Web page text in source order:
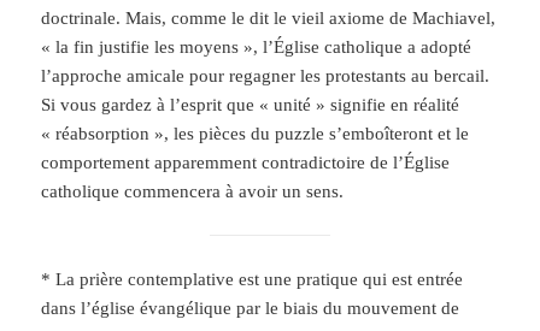
doctrinale. Mais, comme le dit le vieil axiome de Machiavel,
« la fin justifie les moyens », l’Église catholique a adopté
l’approche amicale pour regagner les protestants au bercail.
Si vous gardez à l’esprit que « unité » signifie en réalité
« réabsorption », les pièces du puzzle s’emboîteront et le
comportement apparemment contradictoire de l’Église
catholique commencera à avoir un sens.
* La prière contemplative est une pratique qui est entrée
dans l’église évangélique par le biais du mouvement de